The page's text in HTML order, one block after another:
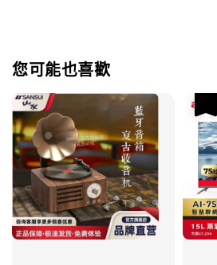
您可能也喜歡